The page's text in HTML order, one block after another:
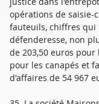
opérations de saisie-
fauteuils, chiffres qui
défenderesse, non
de 203,50 euros
pour les canapés et
d'affaires de 54 967